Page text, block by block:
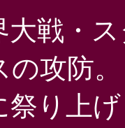
大戦・
の攻防
祭り上